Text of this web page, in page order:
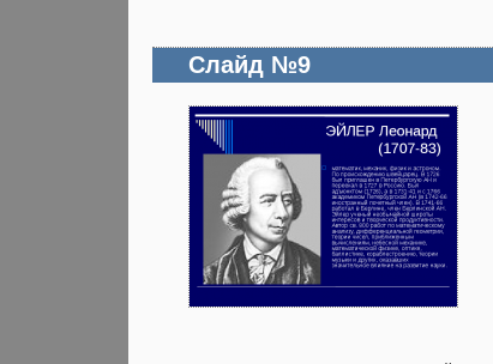
Слайд №9